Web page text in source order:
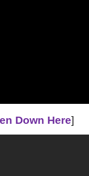
Down Here]